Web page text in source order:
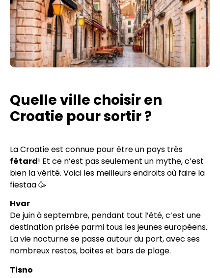
Quelle ville choisir en
Croatie pour sortir ?
La Croatie est connue pour être un pays très
fêtard! Et ce n’est pas seulement un mythe, c’est
bien la vérité. Voici les meilleurs endroits où faire la
fiestaa 🥳
Hvar
De juin à septembre, pendant tout l’été, c’est une
destination prisée parmi tous les jeunes européens.
La vie nocturne se passe autour du port, avec ses
nombreux restos, boites et bars de plage.
Tisno